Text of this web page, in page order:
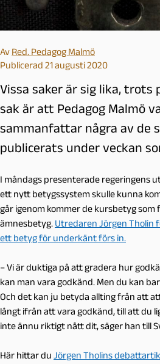
Av Red. Pedagog Malmö
Publicerad 21 augusti 2020
Vissa saker är sig lika, trots
sak är att Pedagog Malmö
sammanfattar några av de
publicerats under veckan
I måndags presenterade regeringens
ett nytt betygssystem skulle kunna
går igenom kommer de kursbetyg som
ämnesbetyg. Utredaren Jörgen Tholin
ett betyg för underkänt förs in.
– Vi är duktiga på att gradera hur
kan man vara godkänd. Men du kan
Och det kan ju betyda allting från att
långt ifrån att vara godkänd, till att du
inte ännu riktigt nått dit, säger han till
Här hittar du Jörgen Tholins